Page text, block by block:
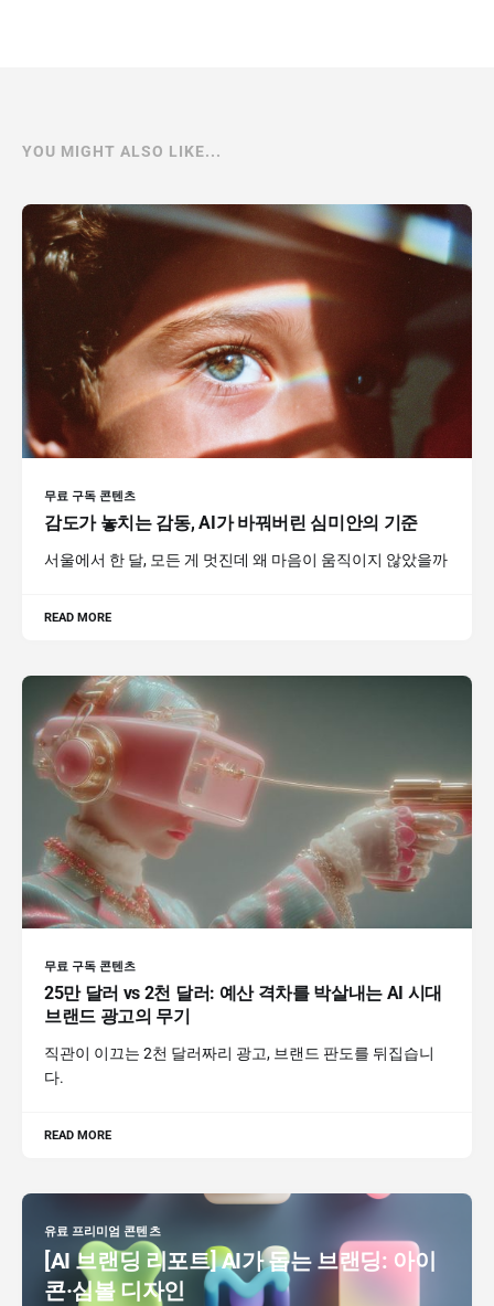
YOU MIGHT ALSO LIKE...
무료 구독 콘텐츠
감도가 놓치는 감동, AI가 바꿔버린 심미안의 기준
서울에서 한 달, 모든 게 멋진데 왜 마음이 움직이지 않았을까
READ MORE
무료 구독 콘텐츠
25만 달러 vs 2천 달러: 예산 격차를 박살내는 AI 시대
브랜드 광고의 무기
직관이 이끄는 2천 달러짜리 광고, 브랜드 판도를 뒤집습니
다.
READ MORE
유료 프리미엄 콘텐츠
[AI 브랜딩 리포트] AI가 돕는 브랜딩: 아이
콘·심볼 디자인